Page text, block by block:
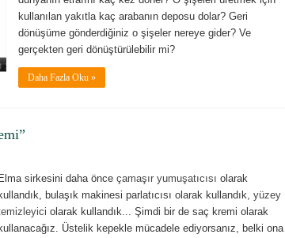
kullanılan yakıtla kaç arabanın deposu dolar? Geri
dönüşüme gönderdiğiniz o şişeler nereye gider? Ve
gerçekten geri dönüştürülebilir mi?
Daha Fazla Oku »
Elma sirkesini daha önce çamaşır yumuşatıcısı olarak
kullandık, bulaşık makinesi parlatıcısı olarak kullandık, yüzey
olarak kullandık... Şimdi bir de saç kremi olarak
kullanacağız. Üstelik kepekle mücadele ediyorsanız, belki ona